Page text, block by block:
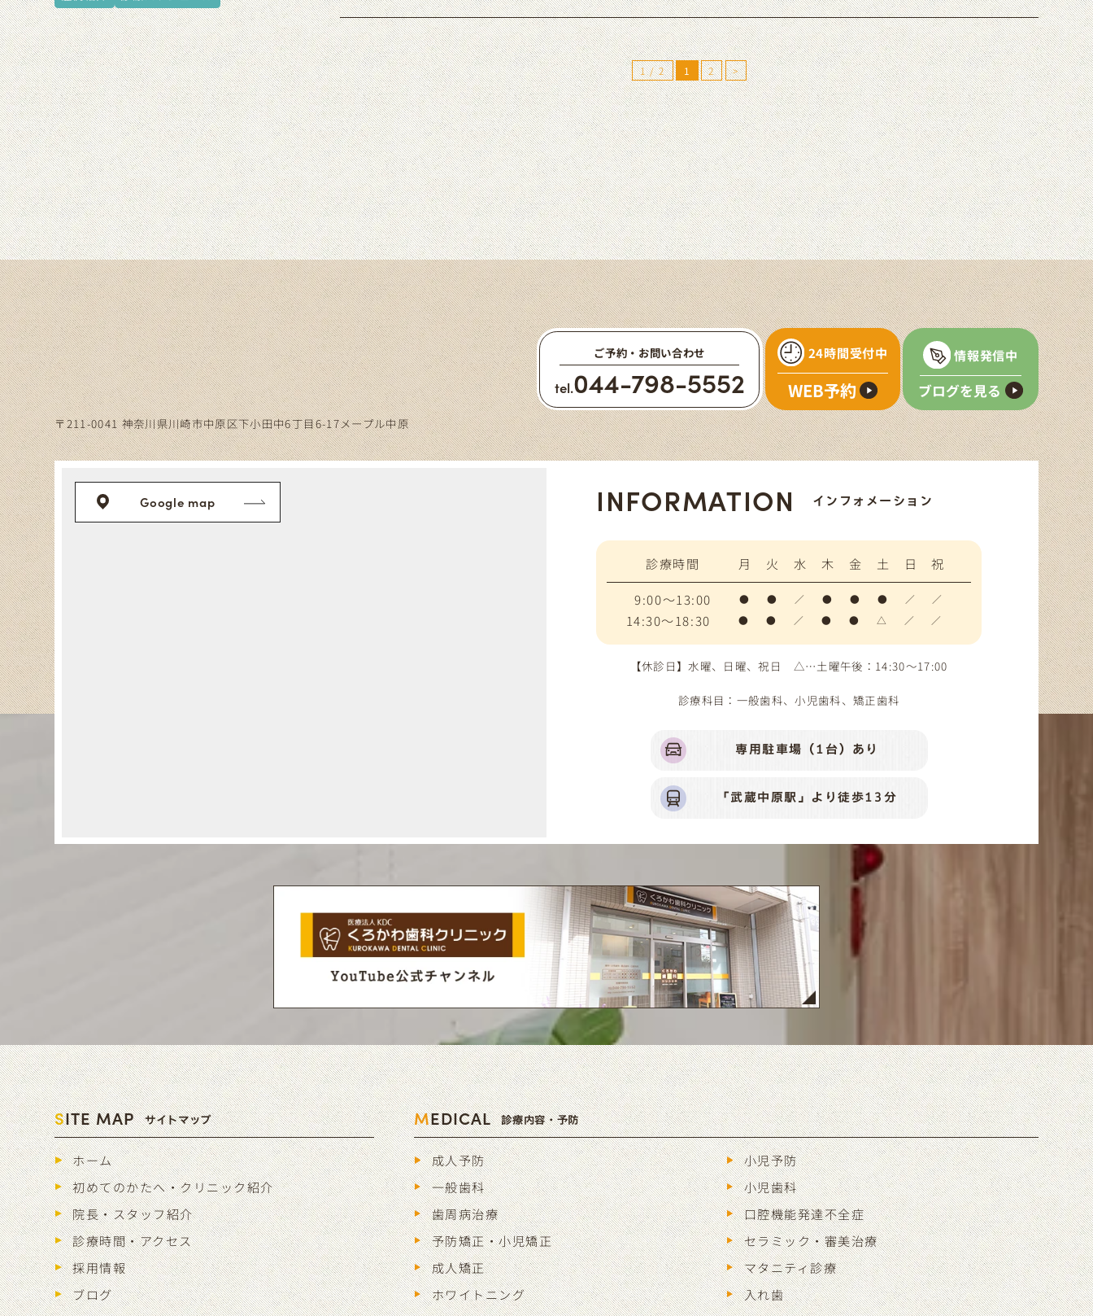
1 / 2 1 2 >
〒211-0041神奈川県川崎市中原区下小田中6丁目6-17メープル中原
ご予約・お問い合わせ
tel.044-798-5552
24時間受付中
WEB予約
情報発信中
ブログを見る
Google map INFORMATION インフォメーション
診療時間 月 火 水 木 金 土 日
祝
9:00～13:00
● ● ／ ● ● ● ／ ／
14:30～18:30 ● ● ／ ● ● △ ／ ／
【休診日】水曜、日曜、祝日 △…土曜午後：14:30～17:00
診療科目：一般歯科、小児歯科、矯正歯科
専用駐車場（1台）あり
「武蔵中原駅」より徒歩13分
SITE MAP サイトマップ
ホーム
初めてのかたへ・クリニック紹介
院長・スタッフ紹介
診療時間・アクセス
採用情報
ブログ
MEDICAL 診療内容・予防
成人予防
一般歯科
歯周病治療
予防矯正・小児矯正
成人矯正
ホワイトニング
小児予防
小児歯科
口腔機能発達不全症
セラミック・審美治療
マタニティ診療
入れ歯